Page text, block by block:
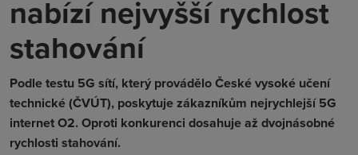
nabízí nejvyšší rychlost
stahování
Podle testu 5G sítí, který provádělo České vysoké učení
technické (ČVÚT), poskytuje zákazníkům nejrychlejší 5G
internet O2. Oproti konkurenci dosahuje až dvojnásobné
rychlosti stahování.